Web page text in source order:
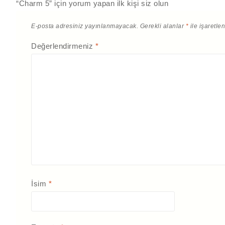
“Charm 5” için yorum yapan ilk kişi siz olun
E-posta adresiniz yayınlanmayacak. Gerekli alanlar * ile
Değerlendirmeniz *
İsim *